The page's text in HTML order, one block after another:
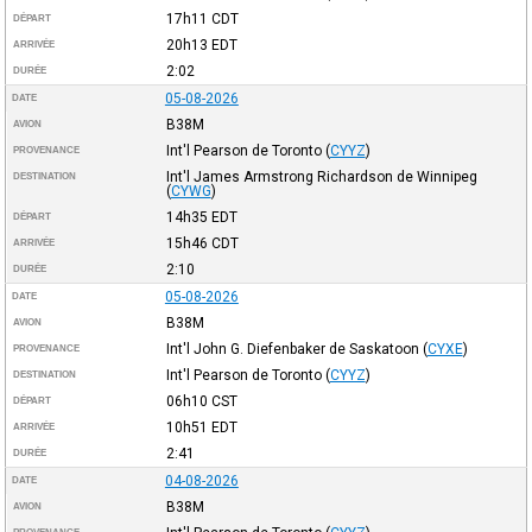
DÉPART 17h11 CDT
ARRIVÉE 20h13 EDT
DURÉE 2:02
DATE 05-08-2026
AVION B38M
PROVENANCE Int'l Pearson de Toronto (CYYZ)
DESTINATION
Int'l James Armstrong Richardson de Winnipeg
(CYWG)
DÉPART 14h35 EDT
ARRIVÉE 15h46 CDT
DURÉE 2:10
DATE 05-08-2026
AVION B38M
PROVENANCE Int'l John G. Diefenbaker de Saskatoon (CYXE)
DESTINATION Int'l Pearson de Toronto (CYYZ)
DÉPART 06h10 CST
ARRIVÉE 10h51 EDT
DURÉE 2:41
DATE 04-08-2026
AVION B38M